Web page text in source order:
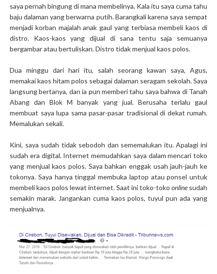
saya pernah bingung di mana membelinya. Kala itu saya cuma tahu
baju dalaman yang berwarna putih. Barangkali karena saya sempat
menjadi korban majalah anak gaul yang terbiasa membeli kaos di
distro. Kaos-kaos yang dijual di sana tentu saja semuanya
bergambar atau bertuliskan. Distro tidak menjual kaos polos.
Dua minggu dari hari itu, salah seorang kawan saya, Agus,
memakai kaos hitam polos sebagai dalaman seragam sekolah. Saya
langsung bertanya, dan ia pun memberi tahu saya bahwa di Tanah
Abang dan Blok M banyak yang jual. Berusaha terlalu gaul
membuat saya lupa sama pasar-pasar tradisional di dekat rumah.
Memalukan sekali.
Kini, saya sudah tidak sebodoh dan sememalukan itu. Apalagi ini
sudah era digital. Internet memudahkan saya dalam mencari toko
yang menjual kaos polos. Saya bahkan enggak usah jauh-jauh ke
tokonya. Saya hanya tinggal membuka laptop atau ponsel untuk
membeli kaos polos lewat internet. Saat ini toko-toko online sudah
semakin marak. Jangankan cuma kaos polos, tuyul pun ada yang
menjualnya.